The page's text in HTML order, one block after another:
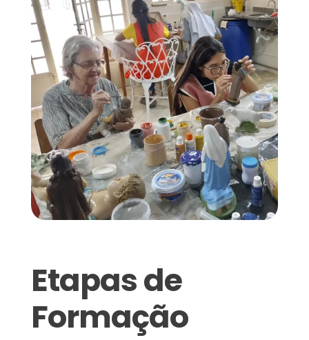
Etapas de
Formação